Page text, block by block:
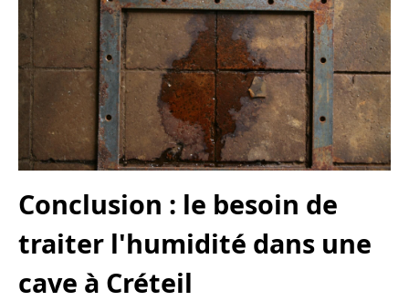
Conclusion : le besoin de
traiter l'humidité dans une
cave à Créteil